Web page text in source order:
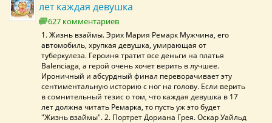
лет каждая девушка
627 комментариев
1. Жизнь взаймы. Эрих Мария Ремарк Мужчина, его
автомобиль, хрупкая девушка, умирающая от
туберкулеза. Героиня тратит все деньги на платья
Balenciaga, а герой очень хочет верить в лучшее.
Ироничный и абсурдный финал переворачивает эту
сентиментальную историю с ног на голову. Если верить
в сомнительный тезис о том, что каждая девушка в 17
лет должна читать Ремарка, то пусть уж это будет
"Жизнь взаймы". 2. Портрет Дориана Грея. Оскар Уайльд